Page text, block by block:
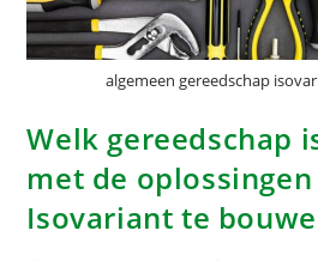
algemeen gereedschap
Welk gereedschap
met de oplossingen
Isovariant te